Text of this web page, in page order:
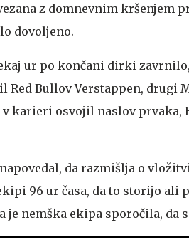
z domnevnim kršenjem
dovoljeno.
ur po končani dirki
Bullov Verstappen, drugi
karieri osvojil naslov prvaka,
da razmišlja o
96 ur časa, da to storijo ali
je nemška ekipa sporočila, da